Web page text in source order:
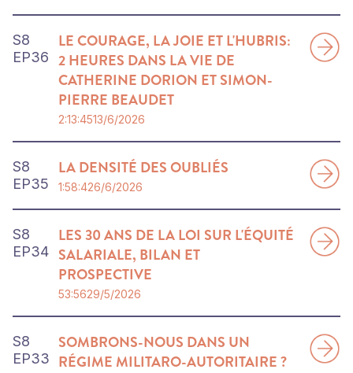
S8
EP36
LE COURAGE, LA JOIE ET L'HUBRIS:
2 HEURES DANS LA VIE DE
CATHERINE DORION ET SIMON-
PIERRE BEAUDET
2:13:4513/6/2026
S8
EP35
LA DENSITÉ DES OUBLIÉS
1:58:426/6/2026
S8
EP34
LES 30 ANS DE LA LOI SUR L'ÉQUITÉ
SALARIALE, BILAN ET
PROSPECTIVE
53:5629/5/2026
S8
EP33
SOMBRONS-NOUS DANS UN
RÉGIME MILITARO-AUTORITAIRE ?